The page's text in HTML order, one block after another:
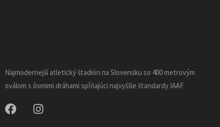
Najmodernejší atletický štadión na Slovensku so 400 metrovým
oválom s ôsmimi dráhami spĺňajúci najvyššie štandardy IAAF.